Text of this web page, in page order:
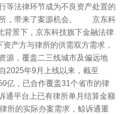
等法律环节成为不良资产处置的
所，带来了案源机会。 京东科
景下，京东科技旗下金融法律
产方与律所的供需双方需求，
源，覆盖二三线城市及偏远地
年9月上线以来，截至
亿，已合作覆盖31个省市的律
通平台上已有律所单月结算金额
的实际办案需求，鲸诉通重